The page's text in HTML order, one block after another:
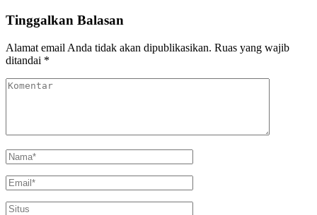
Tinggalkan Balasan
Alamat email Anda tidak akan dipublikasikan. Ruas yang wajib
ditandai *